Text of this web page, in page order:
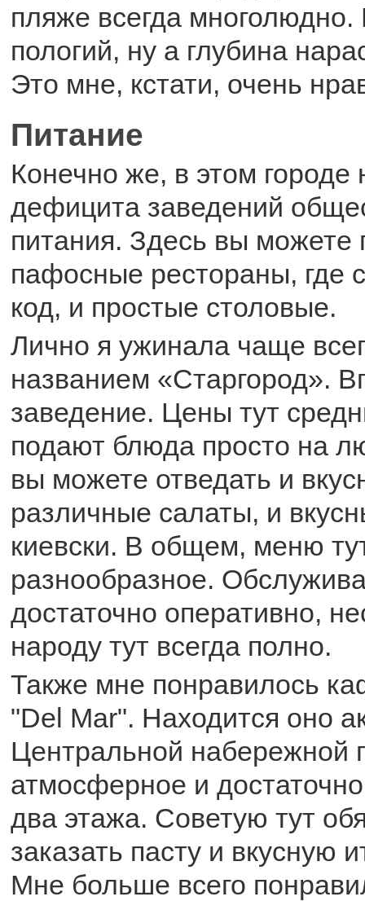
пляже всегда многолюдно.
пологий, ну а глубина
Это мне, кстати, очень
Питание
Конечно же, в этом городе
дефицита заведений
питания. Здесь вы можете
пафосные рестораны, где
код, и простые столовые.
Лично я ужинала чаще
названием «Старгород».
заведение. Цены тут
подают блюда просто на
вы можете отведать и
различные салаты, и
киевски. В общем, меню
разнообразное.
достаточно оперативно,
народу тут всегда полно.
Также мне понравилось
"Del Mar". Находится оно
Центральной набережной
атмосферное и
два этажа. Советую тут
заказать пасту и вкусную
Мне больше всего